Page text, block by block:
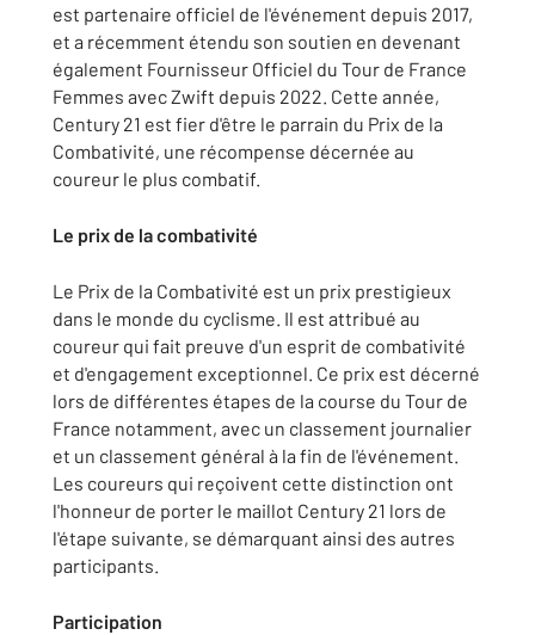
est partenaire officiel de l'événement depuis 2017,
et a récemment étendu son soutien en devenant
également Fournisseur Officiel du Tour de France
Femmes avec Zwift depuis 2022. Cette année,
Century 21 est fier d'être le parrain du Prix de la
Combativité, une récompense décernée au
coureur le plus combatif.
Le prix de la combativité
Le Prix de la Combativité est un prix prestigieux
dans le monde du cyclisme. Il est attribué au
coureur qui fait preuve d'un esprit de combativité
et d'engagement exceptionnel. Ce prix est décerné
lors de différentes étapes de la course du Tour de
France notamment, avec un classement journalier
et un classement général à la fin de l'événement.
Les coureurs qui reçoivent cette distinction ont
l'honneur de porter le maillot Century 21 lors de
l'étape suivante, se démarquant ainsi des autres
participants.
Participation